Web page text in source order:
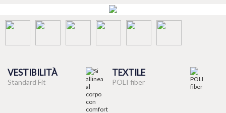
VESTIBILITÀ
Standard Fit
TEXTILE
POLI fiber